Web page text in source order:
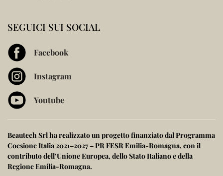
SEGUICI SUI SOCIAL
Facebook
Instagram
Youtube
Beautech Srl ha realizzato un progetto finanziato dalProgramma
Coesione Italia 2021–2027 – PR FESR Emilia-Romagna, con il
contributo dell’Unione Europea, delloStato Italianoe della
Regione Emilia-Romagna.